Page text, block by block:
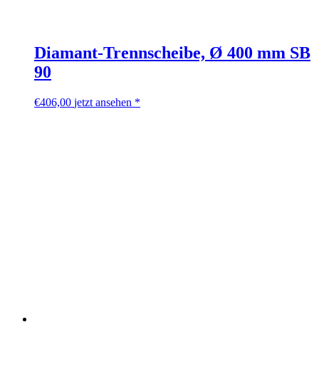
Diamant-Trennscheibe, Ø 400 mm SB
90
€406,00 jetzt ansehen *